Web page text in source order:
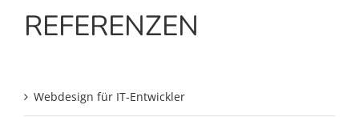
REFERENZEN
Webdesign für IT-Entwickler